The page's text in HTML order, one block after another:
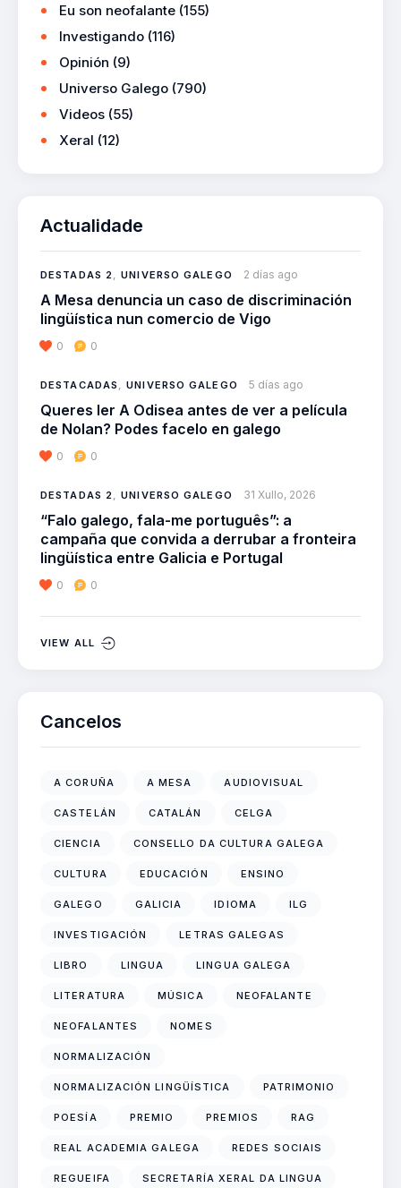
Eu son neofalante (155)
Investigando (116)
Opinión (9)
Universo Galego (790)
Videos (55)
Xeral (12)
Actualidade
DESTADAS 2,UNIVERSO GALEGO 2 días ago
A Mesa denuncia un caso de discriminación
lingüística nun comercio de Vigo
0 0
DESTACADAS ,UNIVERSO GALEGO 5 días ago
Queres ler A Odisea antes de ver a película
de Nolan? Podes facelo en galego
0 0
DESTADAS 2,UNIVERSO GALEGO 31 Xullo, 2026
“Falo galego, fala-me português”: a
campaña que convida a derrubar a fronteira
lingüística entre Galicia e Portugal
0 0
VIEW ALL
Cancelos
A CORUÑA A MESA AUDIOVISUAL
CASTELÁN CATALÁN CELGA
CIENCIA CONSELLO DA CULTURA GALEGA
CULTURA EDUCACIÓN ENSINO
GALEGO GALICIA IDIOMA ILG
INVESTIGACIÓN LETRAS GALEGAS
LIBRO LINGUA LINGUA GALEGA
LITERATURA MÚSICA NEOFALANTE
NEOFALANTES NOMES
NORMALIZACIÓN
NORMALIZACIÓN LINGÜÍSTICA PATRIMONIO
POESÍA PREMIO PREMIOS RAG
REAL ACADEMIA GALEGA REDES SOCIAIS
REGUEIFA SECRETARÍA XERAL DA LINGUA